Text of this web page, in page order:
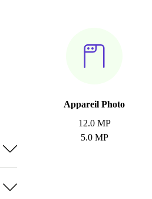
Appareil Photo
12.0 MP
5.0 MP